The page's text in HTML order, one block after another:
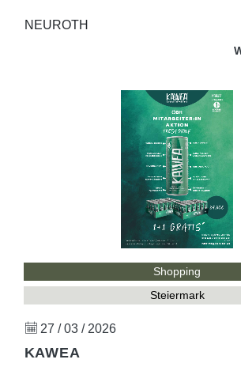
NEUROTH
Shopping
Steiermark
27 / 03 / 2026
KAWEA